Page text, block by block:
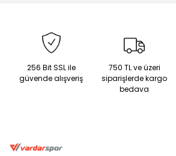
256 Bit SSL ile
güvende alışveriş
750 TL ve üzeri
siparişlerde kargo
bedava